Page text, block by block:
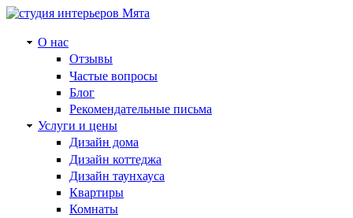
О нас
Отзывы
Частые вопросы
Блог
Рекомендательные письма
Услуги и цены
Дизайн дома
Дизайн коттеджа
Дизайн таунхауса
Квартиры
Комнаты